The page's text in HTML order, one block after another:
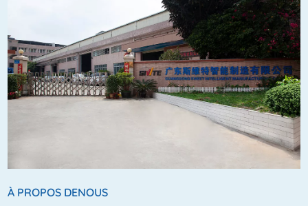
À PROPOS DENOUS